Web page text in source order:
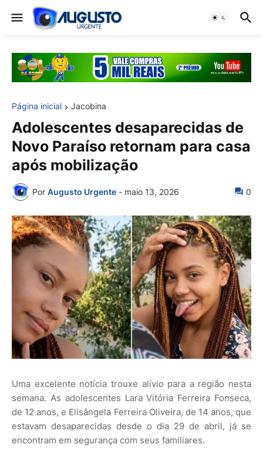
Página inicial Jacobina
Adolescentes desaparecidas de
Novo Paraíso retornam para casa
após mobilização
Por Augusto Urgente - maio 13, 2026 0
Uma excelente notícia trouxe alívio para a região nesta
semana. As adolescentes Lara Vitória Ferreira Fonseca,
de 12 anos, e Elisângela Ferreira Oliveira, de 14 anos, que
estavam desaparecidas desde o dia 29 de abril, já se
encontram em segurança com seus familiares.